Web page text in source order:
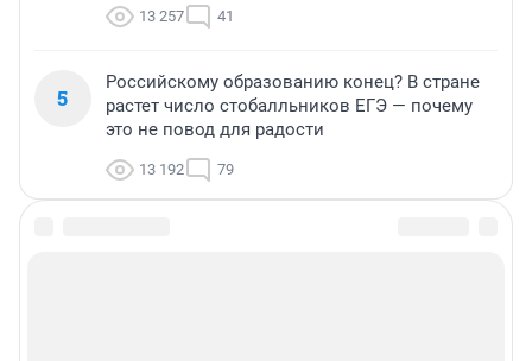
13 257 41
5
Российскому образованию конец? В стране
растет число стобалльников ЕГЭ — почему
это не повод для радости
13 192 79